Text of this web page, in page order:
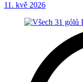
11. kvě 2026